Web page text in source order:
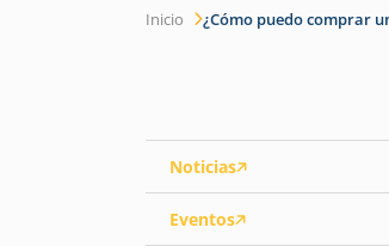
Inicio ¿Cómo puedo comprar
Noticias
Eventos